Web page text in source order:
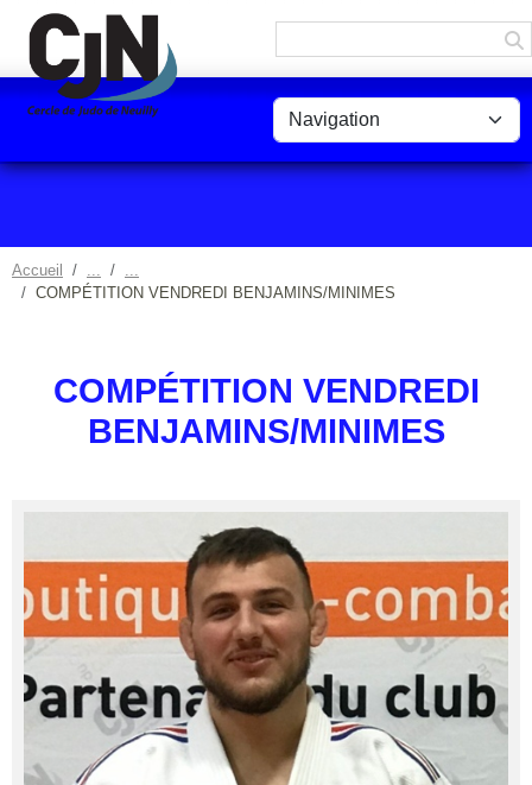
Accueil
COMPÉTITION VENDREDI BENJAMINS/MINIMES
COMPÉTITION VENDREDI
BENJAMINS/MINIMES
Panneau de gestion des cookies